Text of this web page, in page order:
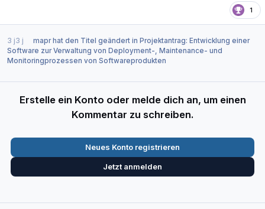
1
3 j3 j maprhat den Titel geändert in Projektantrag: Entwicklung einer
Software zur Verwaltung von Deployment-, Maintenance- und
Monitoringprozessen von Softwareprodukten
Erstelle ein Konto oder melde dich an, um einen
Kommentar zu schreiben.
Neues Konto registrieren
Jetzt anmelden